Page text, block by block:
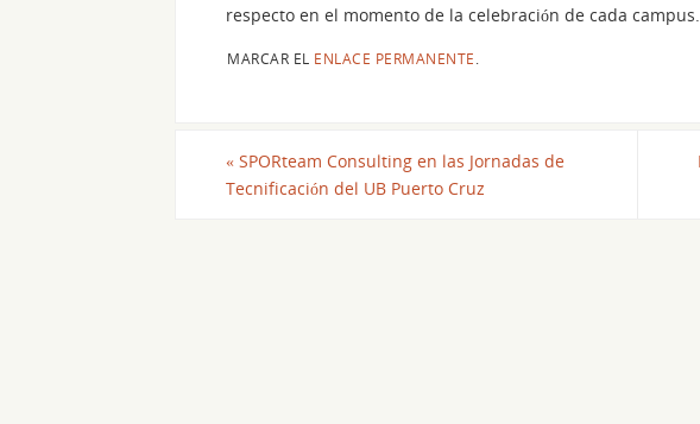
respecto en el momento de la celebración de cada campus.
MARCAR EL ENLACE PERMANENTE
« SPORteam Consulting en las Jornadas de
Tecnificación del UB Puerto Cruz